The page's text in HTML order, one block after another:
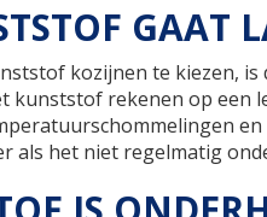
GAAT
kozijnen te kiezen,
rekenen op een
als het niet regelmatig